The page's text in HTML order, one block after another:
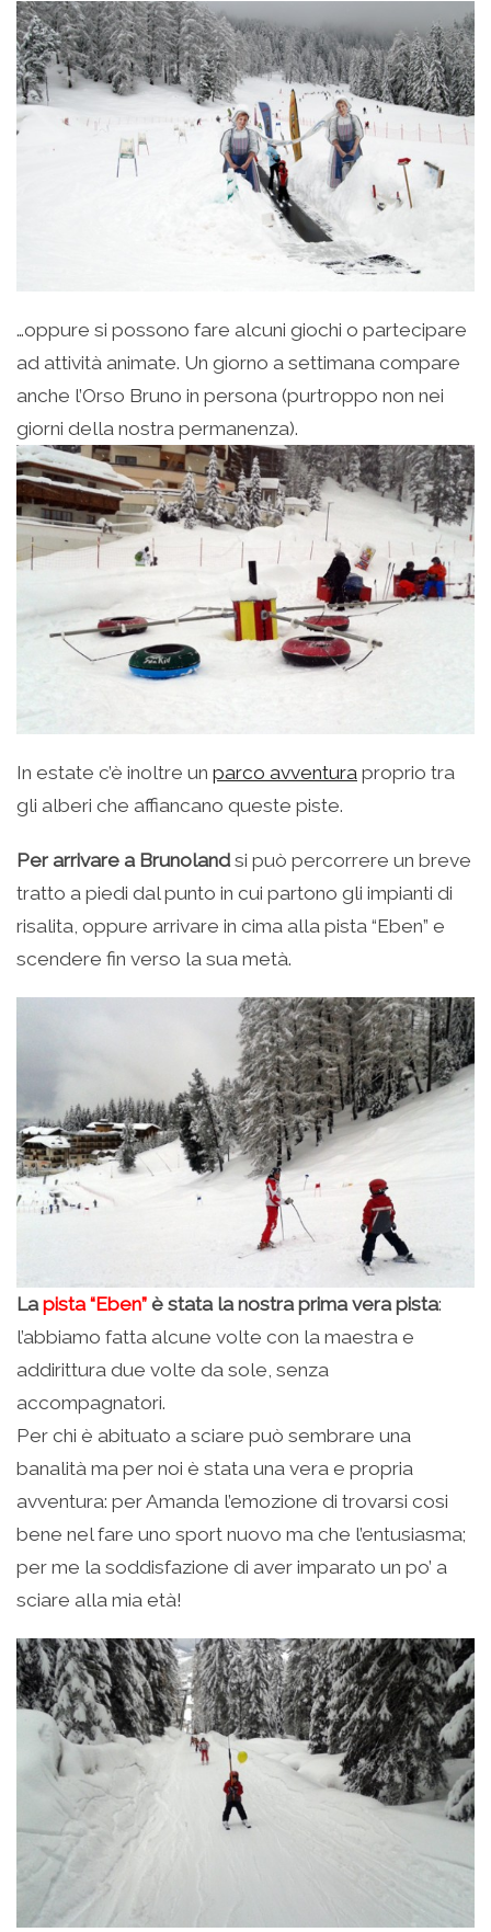
…oppure si possono fare alcuni giochi o partecipare
ad attività animate. Un giorno a settimana compare
anche l’Orso Bruno in persona (purtroppo non nei
giorni della nostra permanenza).
In estate c’è inoltre un parco avventura proprio tra
gli alberi che affiancano queste piste.
Per arrivare a Brunolandsi può percorrere un breve
tratto a piedi dal punto in cui partono gli impianti di
risalita, oppure arrivare in cima alla pista “Eben” e
scendere fin verso la sua metà.
Lapista “Eben” è stata la nostra prima vera pista:
l’abbiamo fatta alcune volte con la maestra e
addirittura due volte da sole, senza
accompagnatori.
Per chi è abituato a sciare può sembrare una
banalità ma per noi è stata una vera e propria
avventura: per Amanda l’emozione di trovarsi cosi
bene nel fare uno sport nuovo ma che l’entusiasma;
per me la soddisfazione di aver imparato un po’ a
sciare alla mia età!